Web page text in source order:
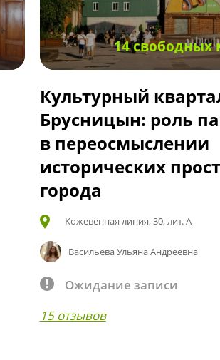
14 свободных
Культурный
Брусницын: роль
в переосмыслении
исторических
города
Кожевенная линия, 30, лит. А
Васильева Ульяна Андреевна
Ожидание записи
15 отзывов